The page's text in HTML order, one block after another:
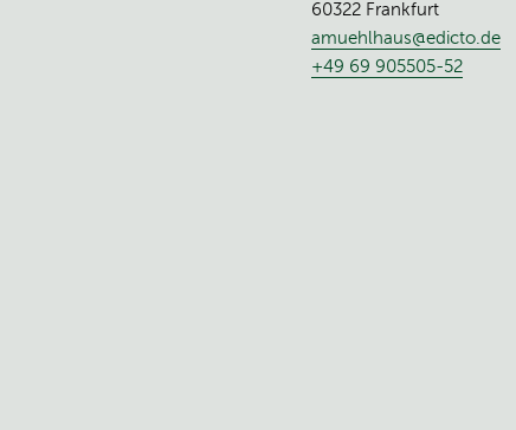
60322 Frankfurt
amuehlhaus@edicto.de
+49 69 905505-52